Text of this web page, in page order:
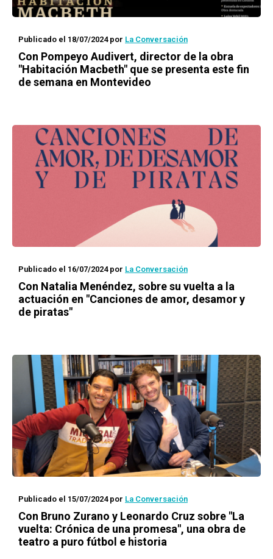
Publicado el 18/07/2024por La Conversación
Con Pompeyo Audivert, director de la obra
"Habitación Macbeth" que se presenta este fin
de semana en Montevideo
Publicado el 16/07/2024por La Conversación
Con Natalia Menéndez, sobre su vuelta a la
actuación en "Canciones de amor, desamor y
de piratas"
Publicado el 15/07/2024por La Conversación
Con Bruno Zurano y Leonardo Cruz sobre "La
vuelta: Crónica de una promesa", una obra de
teatro a puro fútbol e historia